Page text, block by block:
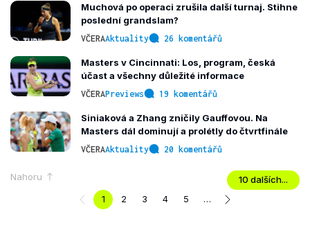
Muchová po operaci zrušila další turnaj. Stihne
poslední grandslam?
VČERAAktuality 26 komentářů
Masters v Cincinnati: Los, program, česká
účast a všechny důležité informace
VČERAPreviews 19 komentářů
Siniaková a Zhang zničily Gauffovou. Na
Masters dál dominují a prolétly do čtvrtfinále
VČERAAktuality 20 komentářů
Nahoru
10 dalších...
1
2 3 4 5 …